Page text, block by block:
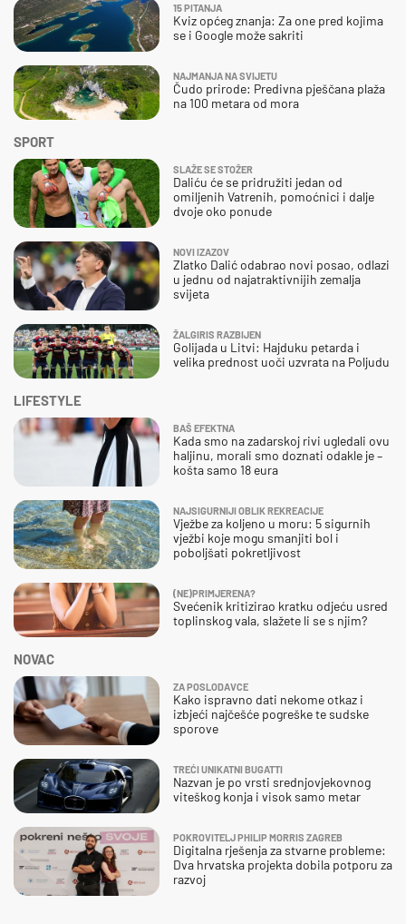
SPORT
SLAŽE SE STOŽER
Daliću će se pridružiti jedan od
omiljenih Vatrenih, pomoćnici i dalje
dvoje oko ponude
NOVI IZAZOV
Zlatko Dalić odabrao novi posao, odlazi
u jednu od najatraktivnijih zemalja
svijeta
ŽALGIRIS RAZBIJEN
Golijada u Litvi: Hajduku petarda i
velika prednost uoči uzvrata na Poljudu
15 PITANJA
Kviz općeg znanja: Za one pred kojima
se i Google može sakriti
NAJMANJA NA SVIJETU
Čudo prirode: Predivna pješčana plaža
na 100 metara od mora
NOVAC
ZA POSLODAVCE
Kako ispravno dati nekome otkaz i
izbjeći najčešće pogreške te sudske
sporove
TREĆI UNIKATNI BUGATTI
Nazvan je po vrsti srednjovjekovnog
viteškog konja i visok samo metar
POKROVITELJ PHILIP MORRIS ZAGREB
Digitalna rješenja za stvarne probleme:
Dva hrvatska projekta dobila potporu za
razvoj
LIFESTYLE
BAŠ EFEKTNA
Kada smo na zadarskoj rivi ugledali ovu
haljinu, morali smo doznati odakle je –
košta samo 18 eura
NAJSIGURNIJI OBLIK REKREACIJE
Vježbe za koljeno u moru: 5 sigurnih
vježbi koje mogu smanjiti bol i
poboljšati pokretljivost
(NE)PRIMJERENA?
Svećenik kritizirao kratku odjeću usred
toplinskog vala, slažete li se s njim?